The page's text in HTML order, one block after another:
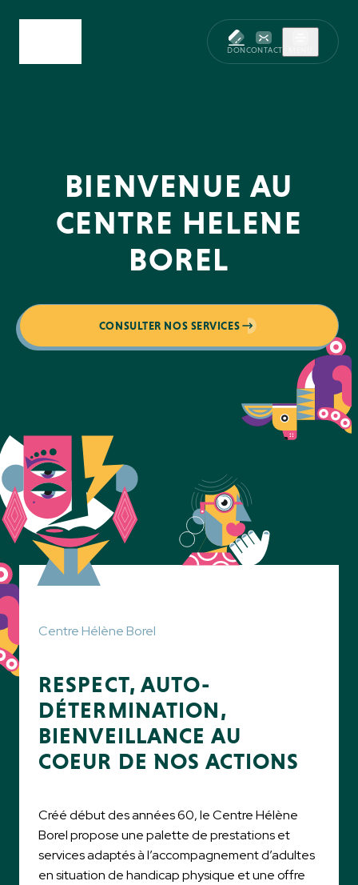
DONCONTACT
BIENVENUE AU
CENTRE HELENE
BOREL
CONSULTER NOS SERVICES
Centre Hélène Borel
RESPECT, AUTO-
DÉTERMINATION,
BIENVEILLANCE AU
COEUR DE NOS ACTIONS
Créé début des années 60, le Centre Hélène
Borel propose une palette de prestations et
services adaptés à l’accompagnement d’adultes
en situation de handicap physique et une offre